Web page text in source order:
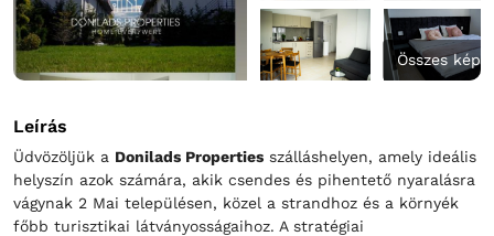
Összes kép
Leírás
Üdvözöljük a Donilads Properties szálláshelyen, amely ideális
helyszín azok számára, akik csendes és pihentető nyaralásra
vágynak 2 Mai településen, közel a strandhoz és a környék
főbb turisztikai látványosságaihoz. A stratégiai